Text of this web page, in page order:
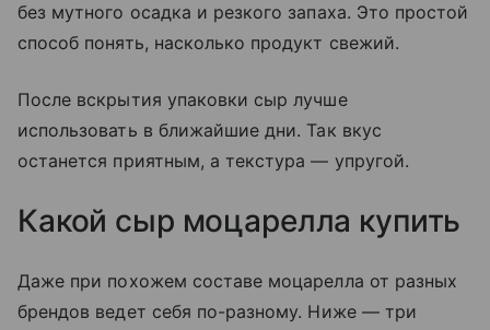
без мутного осадка и резкого запаха. Это простой
способ понять, насколько продукт свежий.
После вскрытия упаковки сыр лучше
использовать в ближайшие дни. Так вкус
останется приятным, а текстура — упругой.
Какой сыр моцарелла купить
Даже при похожем составе моцарелла от разных
брендов ведет себя по-разному. Ниже — три